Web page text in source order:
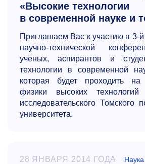
«Высокие технологии
в современной науке и
Приглашаем Вас к участию в 3-й
научно-технической
ученых, аспирантов и
технологии в современной
которая будет проходить на
физики высоких технологий
исследовательского Томского
университета.
28 ЯНВАРЯ 2014 ГОДА Наука